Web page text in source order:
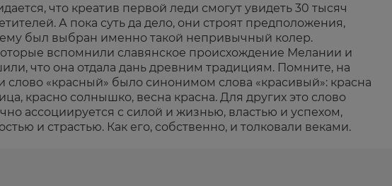
что креатив первой леди смогут увидеть 30 тысяч
А пока суть да дело, они строят предположения,
был выбран именно такой непривычный колер.
вспомнили славянское происхождение Мелании и
что она отдала дань древним традициям. Помните, на
слово «красный» было синонимом слова «красивый»: красна
красно солнышко, весна красна. Для других это слово
ассоциируется с силой и жизнью, властью и успехом,
и страстью. Как его, собственно, и толковали веками.